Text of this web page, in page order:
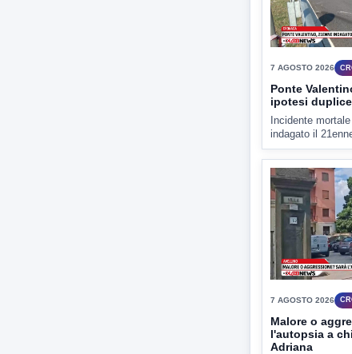
Nessuna nuova
criticità igienico-
7 AGOSTO 2026
Ponte
ipotesi
Incidente
indagato il